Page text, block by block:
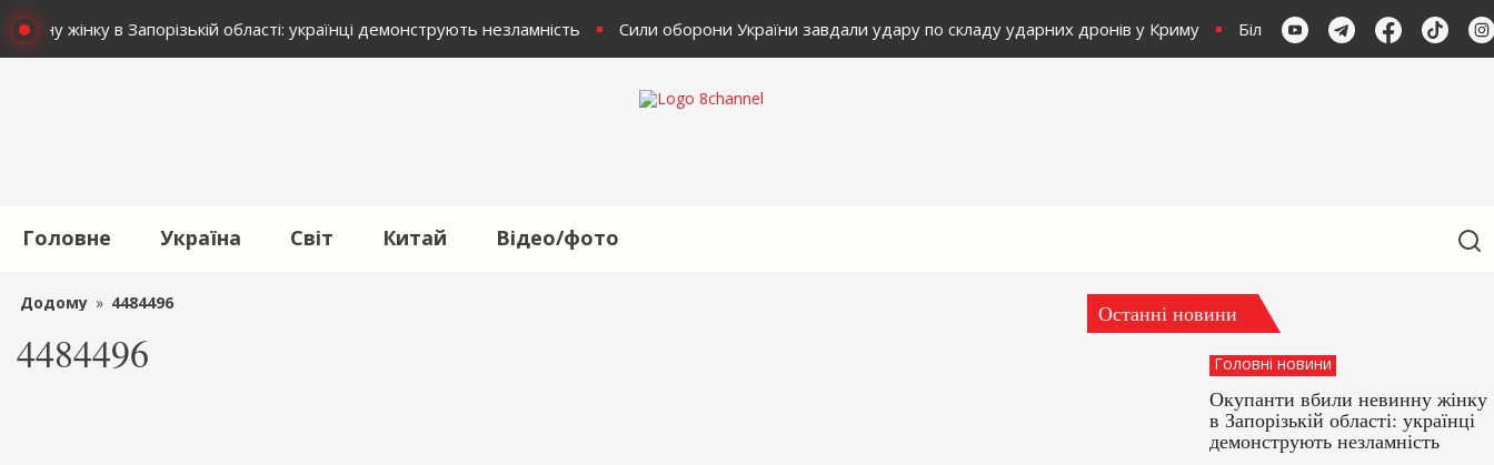
жінку в Запорізькій області: українці демонструють незламність Сили оборони України завдали удару по складу ударних дронів у Криму Більшість українців проти
Головне Україна Світ Китай Відео/фото
Додому » 4484496
4484496
Останні новини
Головні новини
Окупанти вбили невинну жінку
в Запорізькій області: українці
демонструють незламність